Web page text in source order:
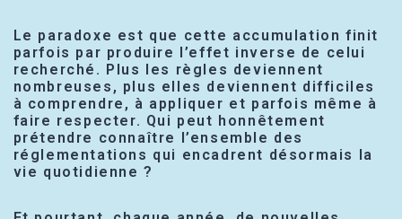
Le paradoxe est que cette accumulation finit
parfois par produire l’effet inverse de celui
recherché. Plus les règles deviennent
nombreuses, plus elles deviennent difficiles
à comprendre, à appliquer et parfois même à
faire respecter. Qui peut honnêtement
prétendre connaître l’ensemble des
réglementations qui encadrent désormais la
vie quotidienne ?